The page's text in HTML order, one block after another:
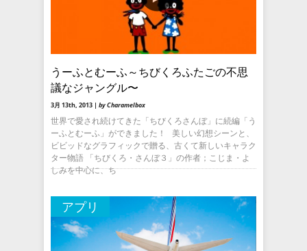
うーふとむーふ～ちびくろふたごの不思
議なジャングル〜
3月 13th, 2013 | by Charamelbox
世界で愛され続けてきた「ちびくろさんぼ」に続編「う
ーふとむーふ」ができました！ 美しい幻想シーンと、
ビビッドなグラフィックで贈る、古くて新しいキャラク
ター物語 「ちびくろ・さんぼ３」の作者；こじま・よ
しみを中心に、ち
アプリ